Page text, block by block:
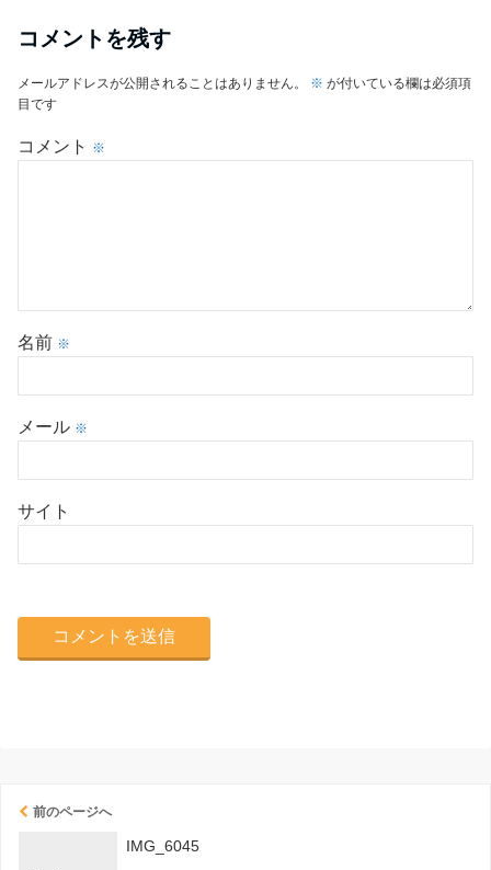
コメントを残す
メールアドレスが公開されることはありません。 ※ が付いている欄は必須項
目です
コメント ※
名前 ※
メール ※
サイト
前のページへ
IMG_6045